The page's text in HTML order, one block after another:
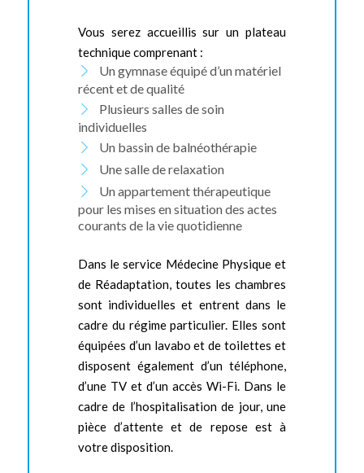
Vous serez accueillis sur un plateau
technique comprenant :
Un gymnase équipé d’un matériel
récent et de qualité
Plusieurs salles de soin
individuelles
Un bassin de balnéothérapie
Une salle de relaxation
Un appartement thérapeutique
pour les mises en situation des actes
courants de la vie quotidienne
Dans le service Médecine Physique et
de Réadaptation, toutes les chambres
sont individuelles et entrent dans le
cadre du régime particulier. Elles sont
équipées d’un lavabo et de toilettes et
disposent également d’un téléphone,
d’une TV et d’un accès Wi-Fi. Dans le
cadre de l’hospitalisation de jour, une
pièce d’attente et de repose est à
votre disposition.